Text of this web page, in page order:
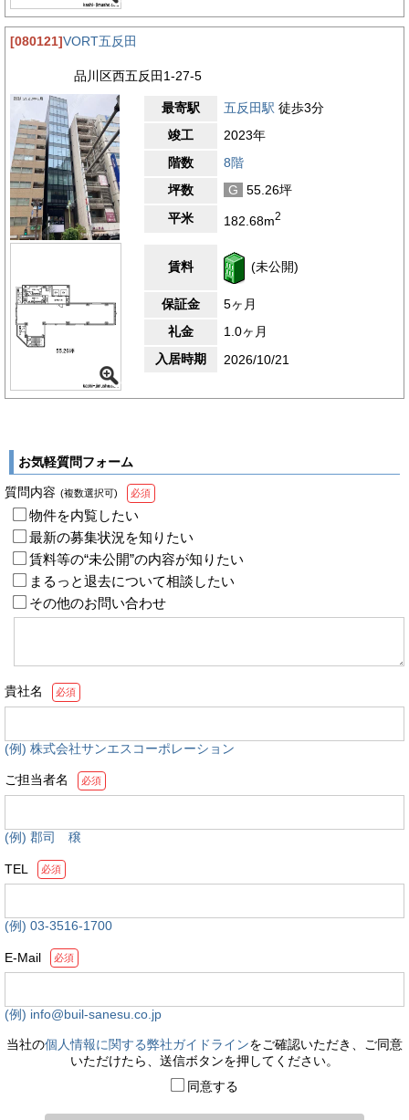
[080121]VORT五反田
品川区西五反田1-27-5
最寄駅 五反田駅 徒歩3分
竣工
2023年
階数
8階
坪数
G
55.26坪
平米
182.68m2
賃料 (未公開)
保証金
5ヶ月
礼金
1.0ヶ月
入居時期
2026/10/21
お気軽質問フォーム
質問内容 (複数選択可) 必須
物件を内覧したい
最新の募集状況を知りたい
賃料等の“未公開”の内容が知りたい
まるっと退去について相談したい
その他のお問い合わせ
貴社名 必須
(例) 株式会社サンエスコーポレーション
ご担当者名 必須
(例) 郡司 穣
TEL 必須
(例) 03-3516-1700
E-Mail 必須
(例) info@buil-sanesu.co.jp
当社の個人情報に関する弊社ガイドラインをご確認いただき、ご同意
いただけたら、送信ボタンを押してください。
同意する